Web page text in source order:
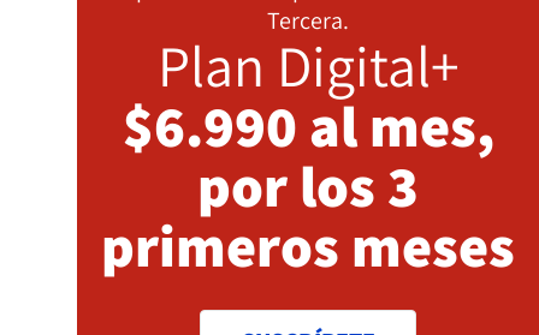
Tercera.
Plan Digital+
$6.990 al mes,
por los 3
primeros meses